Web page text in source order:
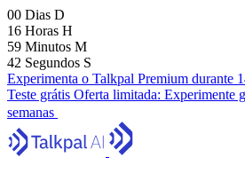
00 Dias D
16 Horas H
59 Minutos M
42 Segundos S
Experimenta o Talkpal Premium durante
Teste grátis Oferta limitada: Experimente
semanas